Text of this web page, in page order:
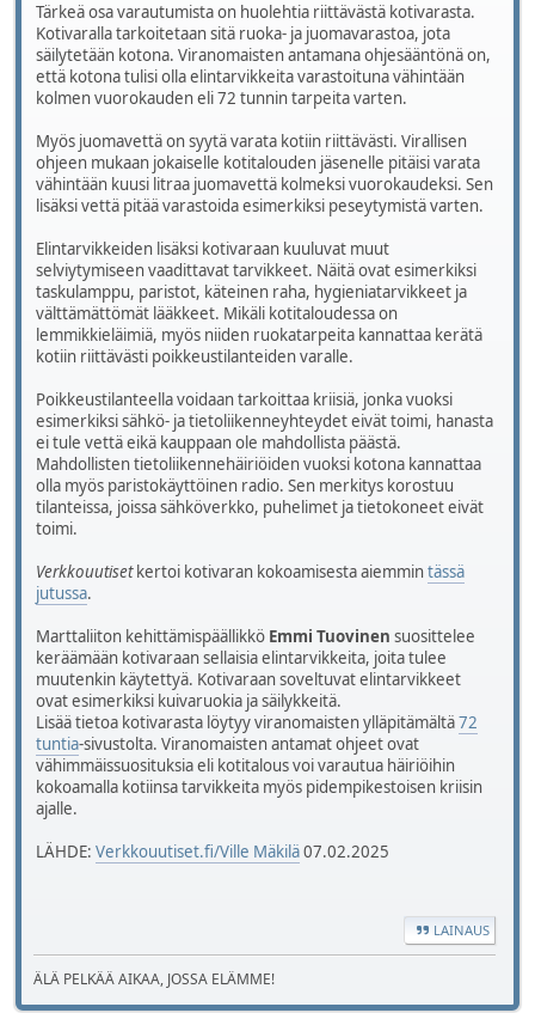
Tärkeä osa varautumista on huolehtia riittävästä kotivarasta.
Kotivaralla tarkoitetaan sitä ruoka- ja juomavarastoa, jota
säilytetään kotona. Viranomaisten antamana ohjesääntönä on,
että kotona tulisi olla elintarvikkeita varastoituna vähintään
kolmen vuorokauden eli 72 tunnin tarpeita varten.
Myös juomavettä on syytä varata kotiin riittävästi. Virallisen
ohjeen mukaan jokaiselle kotitalouden jäsenelle pitäisi varata
vähintään kuusi litraa juomavettä kolmeksi vuorokaudeksi. Sen
lisäksi vettä pitää varastoida esimerkiksi peseytymistä varten.
Elintarvikkeiden lisäksi kotivaraan kuuluvat muut
selviytymiseen vaadittavat tarvikkeet. Näitä ovat esimerkiksi
taskulamppu, paristot, käteinen raha, hygieniatarvikkeet ja
välttämättömät lääkkeet. Mikäli kotitaloudessa on
lemmikkieläimiä, myös niiden ruokatarpeita kannattaa kerätä
kotiin riittävästi poikkeustilanteiden varalle.
Poikkeustilanteella voidaan tarkoittaa kriisiä, jonka vuoksi
esimerkiksi sähkö- ja tietoliikenneyhteydet eivät toimi, hanasta
ei tule vettä eikä kauppaan ole mahdollista päästä.
Mahdollisten tietoliikennehäiriöiden vuoksi kotona kannattaa
olla myös paristokäyttöinen radio. Sen merkitys korostuu
tilanteissa, joissa sähköverkko, puhelimet ja tietokoneet eivät
toimi.
Verkkouutisetkertoi kotivaran kokoamisesta aiemmintässä
jutussa.
Marttaliiton kehittämispäällikkö Emmi Tuovinen suosittelee
keräämään kotivaraan sellaisia elintarvikkeita, joita tulee
muutenkin käytettyä. Kotivaraan soveltuvat elintarvikkeet
ovat esimerkiksi kuivaruokia ja säilykkeitä.
Lisää tietoa kotivarasta löytyy viranomaisten ylläpitämältä72
tuntia-sivustolta. Viranomaisten antamat ohjeet ovat
vähimmäissuosituksia eli kotitalous voi varautua häiriöihin
kokoamalla kotiinsa tarvikkeita myös pidempikestoisen kriisin
ajalle.
LÄHDE: Verkkouutiset.fi/Ville Mäkilä07.02.2025
LAINAUS
ÄLÄ PELKÄÄ AIKAA, JOSSA ELÄMME!